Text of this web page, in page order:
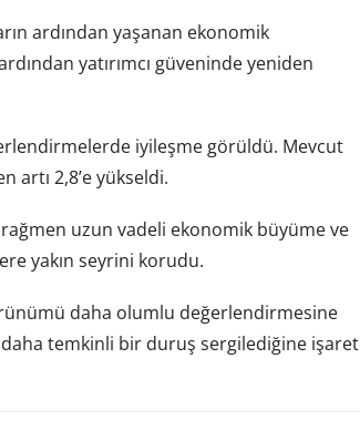
ardından yaşanan ekonomik
yatırımcı güveninde yeniden
iyileşme görüldü. Mevcut
artı 2,8’e yükseldi.
uzun vadeli ekonomik büyüme ve
yakın seyrini korudu.
daha olumlu değerlendirmesine
temkinli bir duruş sergilediğine işaret